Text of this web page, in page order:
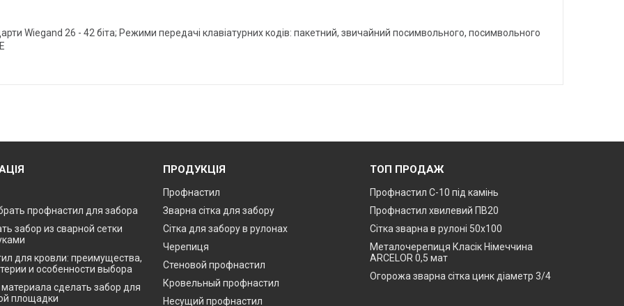
Wiegand 26 - 42 біта; Режими передачі клавіатурних кодів: пакетний, звичайний посимвольного, посимвольного
профнастил для забора
забор из сварной сетки
для кровли: преимущества,
и особенности выбора
материала сделать забор для
площадки
ПРОДУКЦІЯ
Профнастил
Зварна сітка для забору
Сітка для забору в рулонах
Черепиця
Стеновой профнастил
Кровельный профнастил
Несущий профнастил
ТОП ПРОДАЖ
Профнастил С-10 під камінь
Профнастил хвилевий ПВ20
Сітка зварна в рулоні 50х100
Металочерепиця Класік Німеччина
ARCELOR 0,5 мат
Огорожа зварна сітка цинк діаметр 3/4